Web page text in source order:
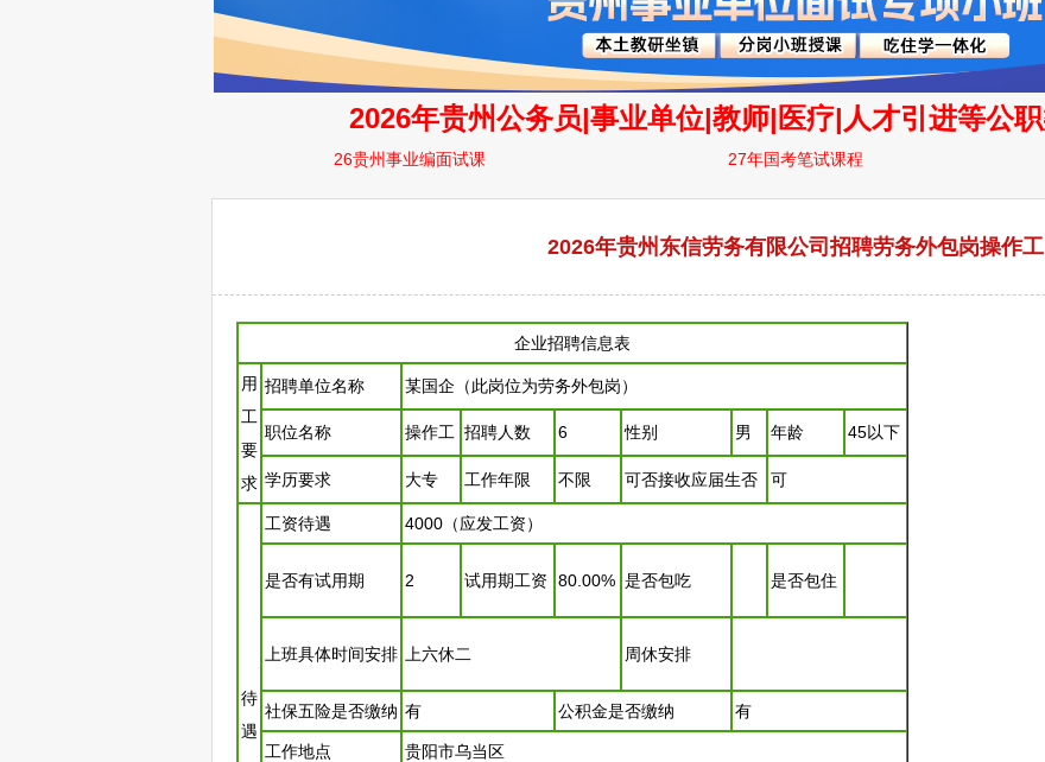
2026年贵州东信劳务有限公司招聘劳务外包岗操作工
企业招聘信息表
用
工
要
求
招聘单位名称 某国企（此岗位为劳务外包岗）
职位名称 操作工 招聘人数 6 性别 男 年龄 45以下
学历要求 大专 工作年限 不限 可否接收应届生否 可
待
遇
工资待遇 4000（应发工资）
是否有试用期 2 试用期工资 80.00% 是否包吃 是否包住
上班具体时间安排 上六休二 周休安排
社保五险是否缴纳 有 公积金是否缴纳 有
工作地点 贵阳市乌当 区